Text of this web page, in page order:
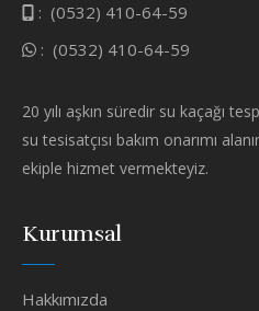
: (0532) 410-64-59
: (0532) 410-64-59
20 yılı aşkın süredir su kaçağı
su tesisatçısı bakım onarımı
ekiple hizmet vermekteyiz.
Kurumsal
Hakkımızda